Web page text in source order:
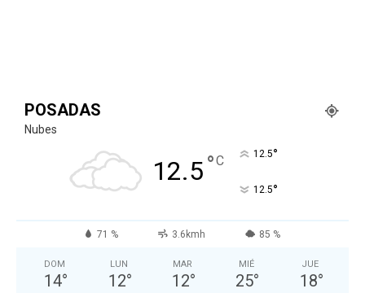
POSADAS
Nubes
12.5°C 12.5°
12.5°
71 % 3.6kmh 85 %
DOM
14°
LUN
12°
MAR
12°
MIÉ
25°
JUE
18°